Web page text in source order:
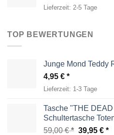
Lieferzeit: 2-5 Tage
TOP BEWERTUNGEN
Junge Mond Teddy
4,95 €
Lieferzeit: 1-3 Tage
Tasche "THE
Schultertasche
59,00€ 39,95 €